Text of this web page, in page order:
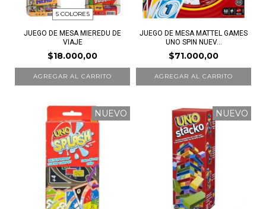
5 COLORES
JUEGO DE MESA MIEREDU DE
VIAJE
$18.000,00
AGREGAR AL CARRITO
JUEGO DE MESA MATTEL GAMES
UNO SPIN NUEV...
$71.000,00
NUEVO NUEVO